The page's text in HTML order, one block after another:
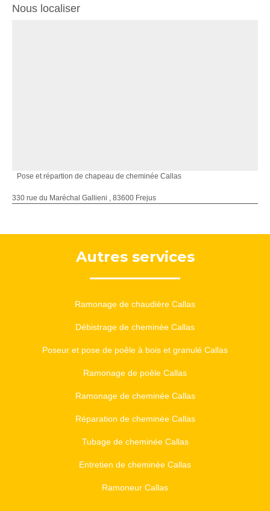
Nous localiser
Pose et répartion de chapeau de cheminée Callas
330 rue du Maréchal Gallieni , 83600 Frejus
Autres services
Ramonage de chaudière Callas
Débistrage de cheminée Callas
Poseur et pose de poêle à bois et granulé Callas
Ramonage de poêle Callas
Ramonage de cheminée Callas
Réparation de cheminée Callas
Tubage de cheminée Callas
Entretien de cheminée Callas
Ramoneur Callas